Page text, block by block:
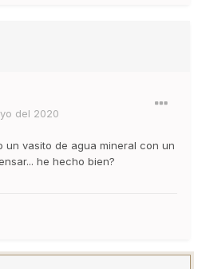
del 2020
un vasito de agua mineral con un
he hecho bien?